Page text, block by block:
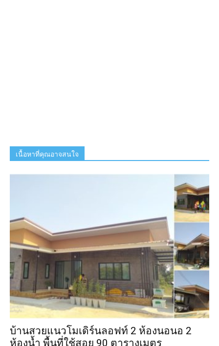
เนื้อหาที่คุณอาจสนใจ
บ้านสวยแนวโมเดิร์นลอฟท์ 2 ห้องนอนอ 2
ห้องน้ำ พื้นที่ใช้สอย 90 ตารางเมตร